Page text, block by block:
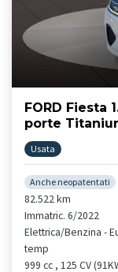
FORD Fiesta
porte
Usata
Anche neopatentati
82.522 km
Immatric. 6/2022
Elettrica/Benzina -
temp
999 cc , 125 CV